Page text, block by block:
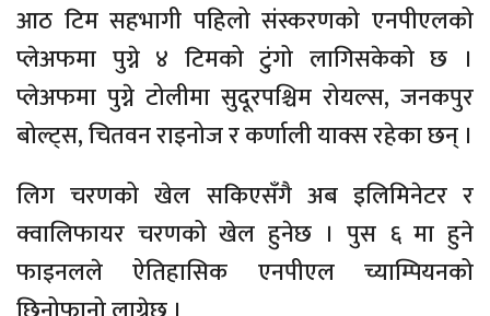
आठ टिम सहभागी पहिलो संस्करणको एनपीएलको
प्लेअफमा पुग्ने ४ टिमको टुंगो लागिसकेको छ ।
प्लेअफमा पुग्ने टोलीमा सुदूरपश्चिम रोयल्स, जनकपुर
बोल्ट्स, चितवन राइनोज र कर्णाली याक्स रहेका छन् ।
लिग चरणको खेल सकिएसँगै अब इलिमिनेटर र
क्वालिफायर चरणको खेल हुनेछ । पुस ६ मा हुने
फाइनलले ऐतिहासिक एनपीएल च्याम्पियनको